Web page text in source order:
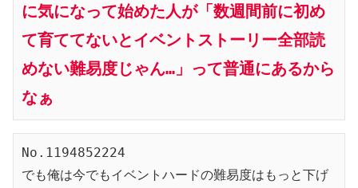
に気になって始めた人が「数週間前に初め
て育ててないとイベントストーリー全部読
めない難易度じゃん…」って普通にあるから
なぁ
No.1194852224
でも俺は今でもイベントハードの難易度はもっと下げ